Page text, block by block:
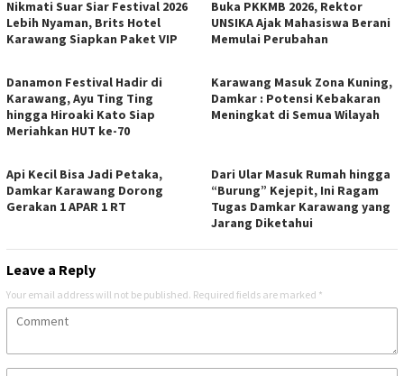
Nikmati Suar Siar Festival 2026
Lebih Nyaman, Brits Hotel
Karawang Siapkan Paket VIP
Buka PKKMB 2026, Rektor
UNSIKA Ajak Mahasiswa Berani
Memulai Perubahan
Danamon Festival Hadir di
Karawang, Ayu Ting Ting
hingga Hiroaki Kato Siap
Meriahkan HUT ke-70
Karawang Masuk Zona Kuning,
Damkar : Potensi Kebakaran
Meningkat di Semua Wilayah
Api Kecil Bisa Jadi Petaka,
Damkar Karawang Dorong
Gerakan 1 APAR 1 RT
Dari Ular Masuk Rumah hingga
“Burung” Kejepit, Ini Ragam
Tugas Damkar Karawang yang
Jarang Diketahui
Leave a Reply
Your email address will not be published. Required fields are marked *